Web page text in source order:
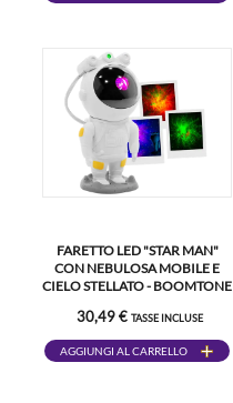
FARETTO LED "STAR MAN"
CON NEBULOSA MOBILE E
CIELO STELLATO - BOOMTONE
30,49 € TASSE INCLUSE
AGGIUNGI AL CARRELLO